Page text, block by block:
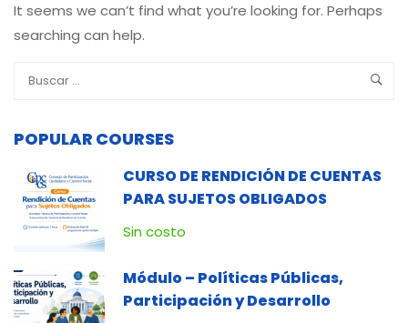
It seems we can’t find what you’re looking for. Perhaps
searching can help.
POPULAR COURSES
CURSO DE RENDICIÓN DE CUENTAS
PARA SUJETOS OBLIGADOS
Sin costo
Módulo – Políticas Públicas,
Participación y Desarrollo